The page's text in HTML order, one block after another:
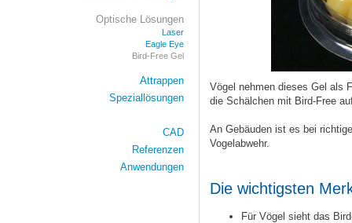
Vögel nehmen dieses Gel als
die Schälchen mit Bird-Free
An Gebäuden ist es bei
Vogelabwehr.
Die wichtigsten
Für Vögel sieht das
Optische Lösungen
Laser
Eagle Eye
Bird-Free Gel
Attrappen
Speziallösungen
CAD
Referenzen
Anwendungen